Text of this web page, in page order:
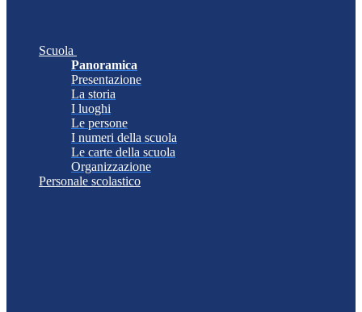
Scuola
Panoramica
Presentazione
La storia
I luoghi
Le persone
I numeri della scuola
Le carte della scuola
Organizzazione
Personale scolastico